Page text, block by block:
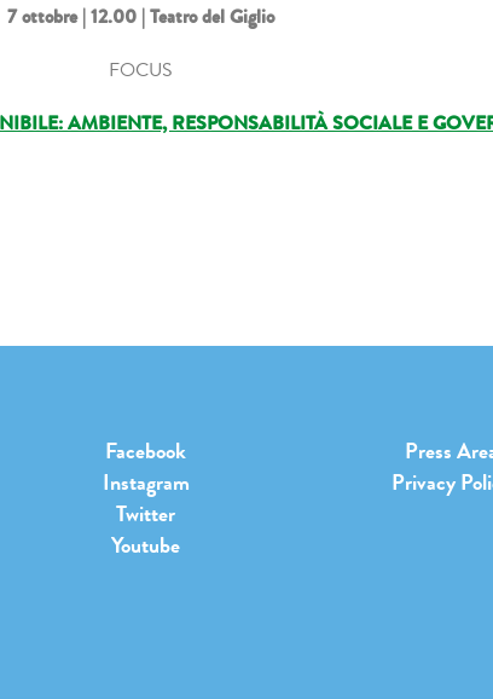
7 ottobre| 12.00 | Teatro del Giglio
FOCUS
AMBIENTE, RESPONSABILITÀ SOCIALE E
Facebook
Instagram
Twitter
Youtube
Press
Privacy